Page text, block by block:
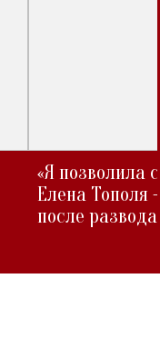
«Я позволила
Елена Тополя
после развода